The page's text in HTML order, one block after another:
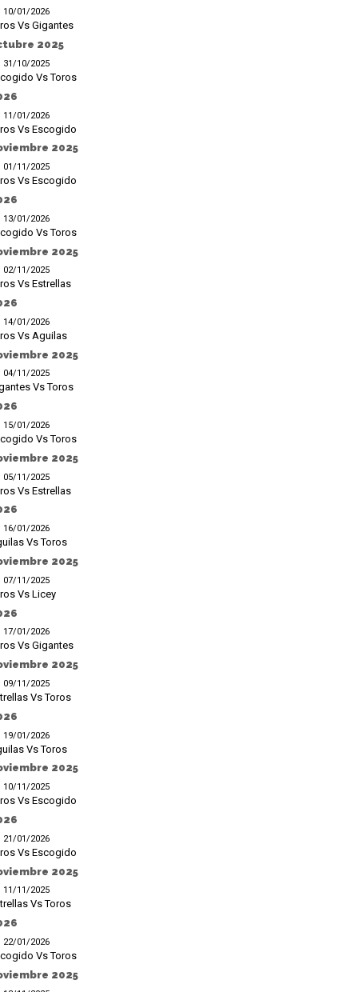
10/01/2026
Vs Gigantes
2025
31/10/2025
Vs Toros
11/01/2026
Vs Escogido
2025
01/11/2025
Vs Escogido
13/01/2026
Vs Toros
2025
02/11/2025
Vs Estrellas
14/01/2026
Vs Aguilas
2025
04/11/2025
Vs Toros
15/01/2026
Vs Toros
2025
05/11/2025
Vs Estrellas
16/01/2026
Vs Toros
2025
07/11/2025
Vs Licey
17/01/2026
Vs Gigantes
2025
09/11/2025
Vs Toros
19/01/2026
Vs Toros
2025
10/11/2025
Vs Escogido
21/01/2026
Vs Escogido
2025
11/11/2025
Vs Toros
22/01/2026
Vs Toros
2025